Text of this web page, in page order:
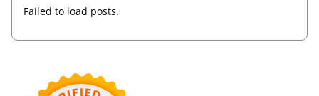
Failed to load posts.